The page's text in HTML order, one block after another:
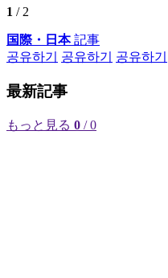
1 / 2
国際・日本記事
공유하기
공유하기 공유하기
最新記事
もっと見る 0 / 0